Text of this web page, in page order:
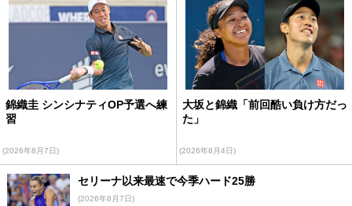
錦織圭 シンシナティOP予選へ練
習
(2026年8月7日)
大坂と錦織「前回酷い負け方だっ
た」
(2026年8月4日)
セリーナ以来最速で今季ハード25勝
(2026年8月7日)